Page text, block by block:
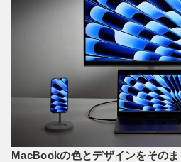
MacBookの色とデザインをその